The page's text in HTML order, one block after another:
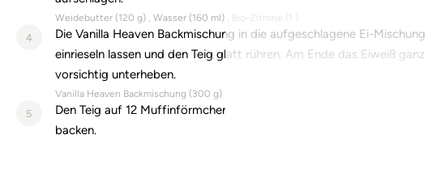
Weidebutter (120 g) Wasser (160 ml) Bio-Zitrone (
4
Die Vanilla Heaven Backmischung in die aufgeschlagene Ei-Mischung
einrieseln lassen und den Teig glatt rühren. Am Ende das Eiweiß ganz
vorsichtig unterheben.
Vanilla Heaven Backmischung (300 g)
5
Den Teig auf 12 Muffinförmchen aufteilen und für 25-30 Minuten
backen.